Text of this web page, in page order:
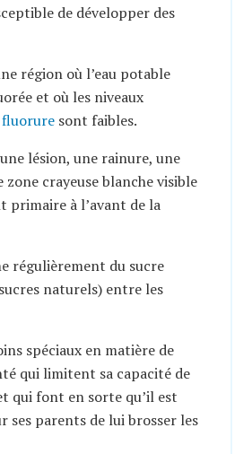
de développer des
région où l’eau potable
et où les niveaux
fluorure sont faibles.
lésion, une rainure, une
zone crayeuse blanche visible
primaire à l’avant de la
régulièrement du sucre
naturels) entre les
spéciaux en matière de
qui limitent sa capacité de
qui font en sorte qu’il est
ses parents de lui brosser les